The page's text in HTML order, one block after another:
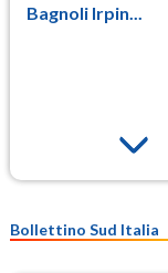
Bagnoli Irpin...
Bollettino Sud Italia